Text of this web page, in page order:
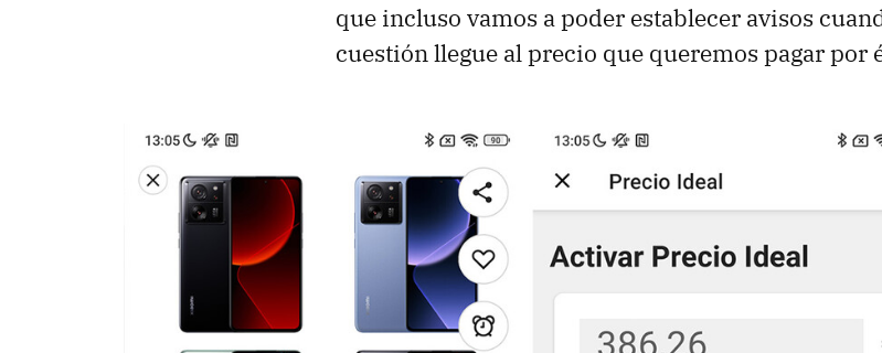
que incluso vamos a poder establecer avisos
cuestión llegue al precio que queremos pagar por